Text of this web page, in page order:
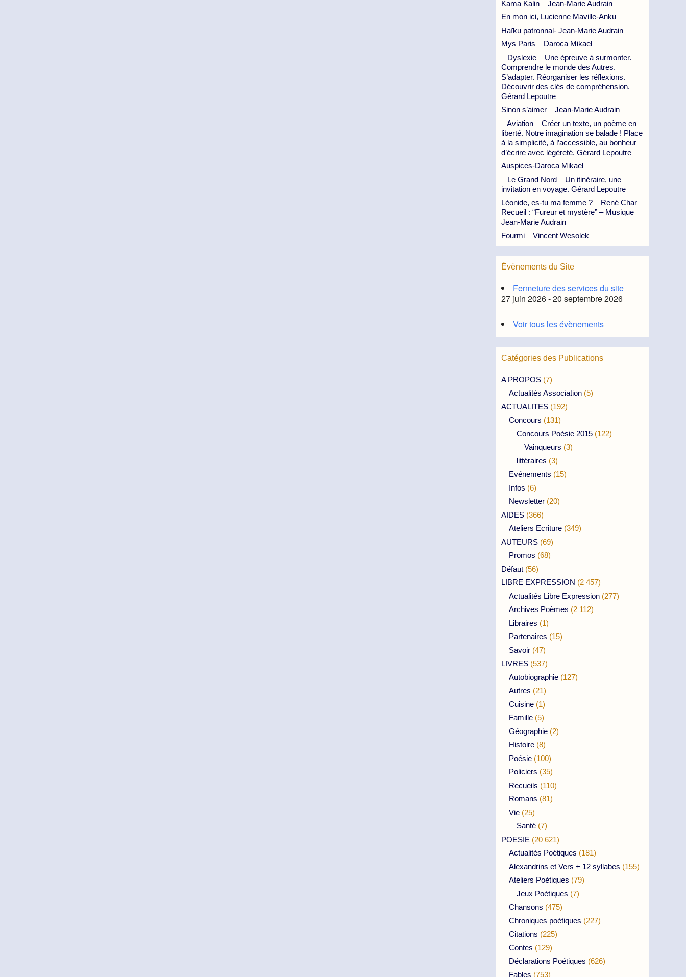
Kama Kalin – Jean-Marie Audrain
En mon ici, Lucienne Maville-Anku
Haïku patronnal- Jean-Marie Audrain
Mys Paris – Daroca Mikael
– Dyslexie – Une épreuve à surmonter.
Comprendre le monde des Autres.
S’adapter. Réorganiser les réflexions.
Découvrir des clés de compréhension.
Gérard Lepoutre
Sinon s’aimer – Jean-Marie Audrain
– Aviation – Créer un texte, un poème en
liberté. Notre imagination se balade ! Place
à la simplicité, à l’accessible, au bonheur
d’écrire avec légèreté. Gérard Lepoutre
Auspices-Daroca Mikael
– Le Grand Nord – Un itinéraire, une
invitation en voyage. Gérard Lepoutre
Léonide, es-tu ma femme ? – René Char –
Recueil : “Fureur et mystère” – Musique
Jean-Marie Audrain
Fourmi – Vincent Wesolek
Évènements du Site
Fermeture des services du site
27 juin 2026 - 20 septembre 2026
Voir tous les évènements
Catégories des Publications
A PROPOS (7)
Actualités Association (5)
ACTUALITES (192)
Concours (131)
Concours Poésie 2015 (122)
Vainqueurs (3)
littéraires (3)
Evénements (15)
Infos (6)
Newsletter (20)
AIDES (366)
Ateliers Ecriture (349)
AUTEURS (69)
Promos (68)
Défaut (56)
LIBRE EXPRESSION (2 457)
Actualités Libre Expression (277)
Archives Poèmes (2 112)
Libraires (1)
Partenaires (15)
Savoir (47)
LIVRES (537)
Autobiographie (127)
Autres (21)
Cuisine (1)
Famille (5)
Géographie (2)
Histoire (8)
Poésie (100)
Policiers (35)
Recueils (110)
Romans (81)
Vie (25)
Santé (7)
POESIE (20 621)
Actualités Poétiques (181)
Alexandrins et Vers + 12 syllabes (155)
Ateliers Poétiques (79)
Jeux Poétiques (7)
Chansons (475)
Chroniques poétiques (227)
Citations (225)
Contes (129)
Déclarations Poétiques (626)
Fables (753)